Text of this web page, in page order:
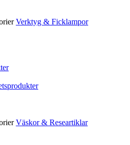
Verktyg & Ficklampor
Väskor & Researtiklar